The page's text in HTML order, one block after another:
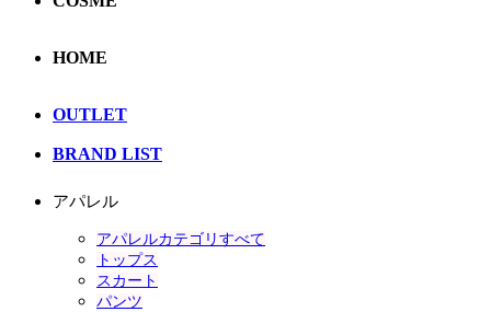
HOME
OUTLET
BRAND LIST
アパレル
アパレルカテゴリすべて
トップス
スカート
パンツ